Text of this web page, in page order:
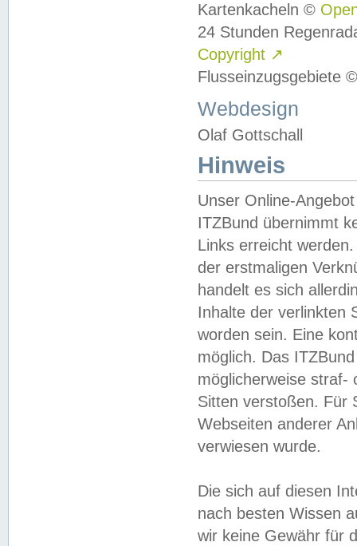
Kartenkacheln ©
24 Stunden
Copyright ↗
Flusseinzugsgebiete
Webdesign
Olaf Gottschall
Hinweis
Unser Online-
ITZBund übernimmt
Links erreicht
der erstmaligen
handelt es sich
Inhalte der verlinkten
worden sein. Eine
möglich. Das
möglicherweise straf-
Sitten verstoßen. Für
Webseiten anderer
verwiesen wurde.
Die sich auf diesen
nach besten Wissen
wir keine Gewähr für